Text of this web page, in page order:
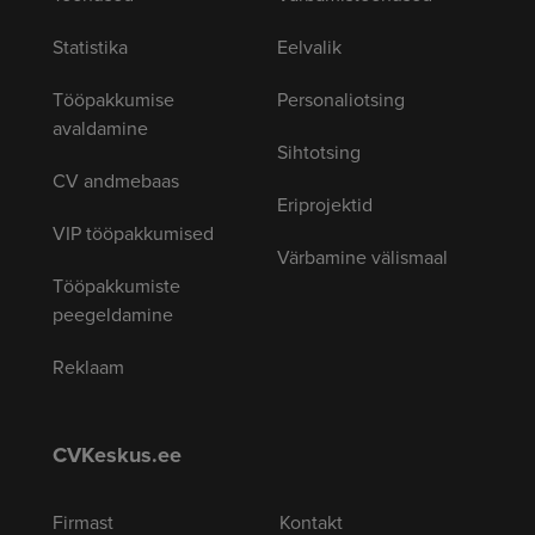
Statistika
Tööpakkumise
avaldamine
CV andmebaas
VIP tööpakkumised
Tööpakkumiste
peegeldamine
Reklaam
Eelvalik
Personaliotsing
Sihtotsing
Eriprojektid
Värbamine välismaal
CVKeskus.ee
Firmast Kontakt